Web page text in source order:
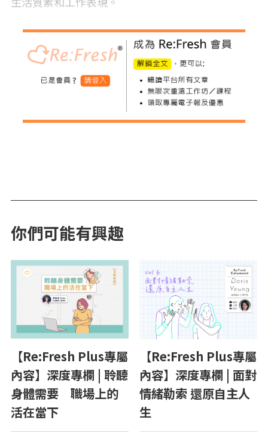
你們可能有興趣
【Re:Fresh Plus專屬
內容】深度專欄 | 聆聽
身體需要 職場上的
活在當下
【Re:Fresh Plus專屬
內容】深度專欄 | 面對
情緒勒索 還原自主人
生